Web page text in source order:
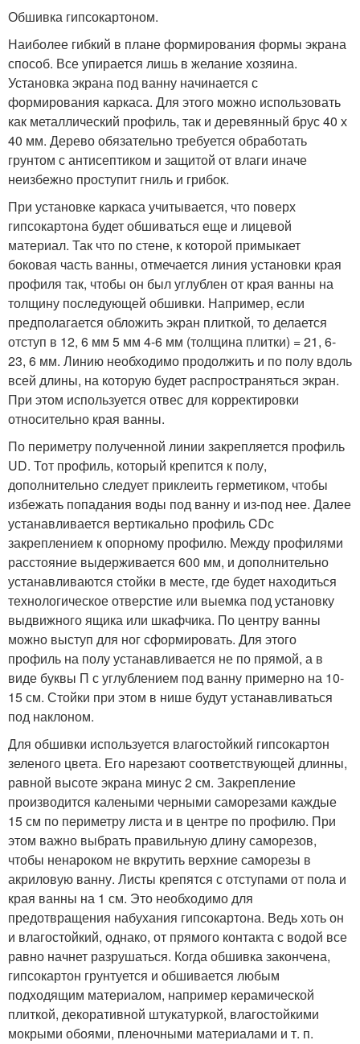
Обшивка гипсокартоном.
Наиболее гибкий в плане формирования формы экрана
способ. Все упирается лишь в желание хозяина.
Установка экрана под ванну начинается с
формирования каркаса. Для этого можно использовать
как металлический профиль, так и деревянный брус 40 х
40 мм. Дерево обязательно требуется обработать
грунтом с антисептиком и защитой от влаги иначе
неизбежно проступит гниль и грибок.
При установке каркаса учитывается, что поверх
гипсокартона будет обшиваться еще и лицевой
материал. Так что по стене, к которой примыкает
боковая часть ванны, отмечается линия установки края
профиля так, чтобы он был углублен от края ванны на
толщину последующей обшивки. Например, если
предполагается обложить экран плиткой, то делается
отступ в 12, 6 мм 5 мм 4-6 мм (толщина плитки) = 21, 6-
23, 6 мм. Линию необходимо продолжить и по полу вдоль
всей длины, на которую будет распространяться экран.
При этом используется отвес для корректировки
относительно края ванны.
По периметру полученной линии закрепляется профиль
UD. Тот профиль, который крепится к полу,
дополнительно следует приклеить герметиком, чтобы
избежать попадания воды под ванну и из-под нее. Далее
устанавливается вертикально профиль CDс
закреплением к опорному профилю. Между профилями
расстояние выдерживается 600 мм, и дополнительно
устанавливаются стойки в месте, где будет находиться
технологическое отверстие или выемка под установку
выдвижного ящика или шкафчика. По центру ванны
можно выступ для ног сформировать. Для этого
профиль на полу устанавливается не по прямой, а в
виде буквы П с углублением под ванну примерно на 10-
15 см. Стойки при этом в нише будут устанавливаться
под наклоном.
Для обшивки используется влагостойкий гипсокартон
зеленого цвета. Его нарезают соответствующей длинны,
равной высоте экрана минус 2 см. Закрепление
производится калеными черными саморезами каждые
15 см по периметру листа и в центре по профилю. При
этом важно выбрать правильную длину саморезов,
чтобы ненароком не вкрутить верхние саморезы в
акриловую ванну. Листы крепятся с отступами от пола и
края ванны на 1 см. Это необходимо для
предотвращения набухания гипсокартона. Ведь хоть он
и влагостойкий, однако, от прямого контакта с водой все
равно начнет разрушаться. Когда обшивка закончена,
гипсокартон грунтуется и обшивается любым
подходящим материалом, например керамической
плиткой, декоративной штукатуркой, влагостойкими
мокрыми обоями, пленочными материалами и т. п.